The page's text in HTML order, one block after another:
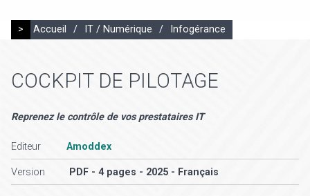
> Accueil / IT / Numérique / Infogérance
COCKPIT DE PILOTAGE
Reprenez le contrôle de vos prestataires IT
Editeur Amoddex
Version PDF - 4 pages - 2025 - Français